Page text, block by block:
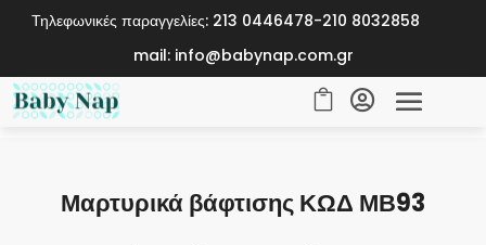
Τηλεφωνικές παραγγελίες: 213 0446478-210 8032858
mail: info@babynap.com.gr
 
Μαρτυρικά βάφτισης ΚΩΔ ΜΒ93